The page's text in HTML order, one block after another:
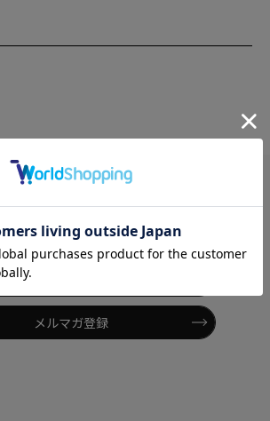
/ メールマガジン
ー！の最新情報をお届けします ~
LINE 友だち追加
メルマガ登録